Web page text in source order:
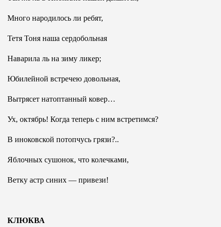
Много народилось ли ребят,
Тетя Тоня наша сердобольная
Наварила ль на зиму ликер;
Юбилейной встречею довольная,
Вытрясет натоптанный ковер…
Ух, октябрь! Когда теперь с ним встретимся?
В иноковской потопчусь грязи?..
Яблочных сушонок, что колечками,
Ветку астр синих — привези!
КЛЮКВА